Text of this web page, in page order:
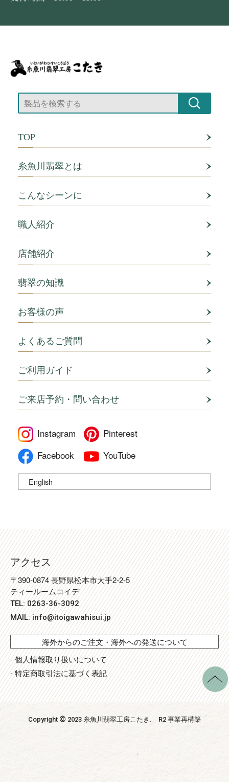
TOP
糸魚川翡翠とは
こんなシーンに
職人紹介
店舗紹介
翡翠の知識
お客様の声
よくあるご質問
ご利用ガイド
ご来店予約・問い合わせ
Instagram
Pinterest
Facebook
YouTube
English
アクセス
〒390-0874 長野県松本市大手2-2-5
ティールームコイデ
TEL: 0263-36-3092
MAIL:info@itoigawahisui.jp
海外からのご注文・海外への発送について
- 個人情報取り扱いについて
- 特定商取引法に基づく表記
Copyright © 2023 糸魚川翡翠工房こたき . R2 事業再構築